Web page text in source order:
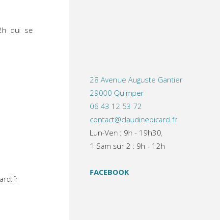
qui se
28 Avenue Auguste Gantier
29000 Quimper
06 43 12 53 72
contact@claudinepicard.fr
Lun-Ven : 9h - 19h30,
1 Sam sur 2 : 9h - 12h
FACEBOOK